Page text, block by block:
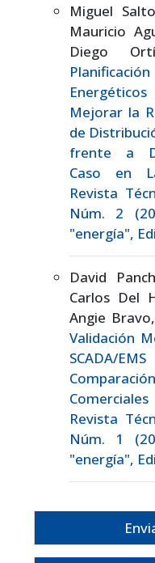
Miguel
Mauricio
Diego
Mejorar la
de
frente a
Caso en
Revista
Núm. 2
"energía",
David
Carlos Del
Angie Bravo,
Validación
Revista
Núm. 1
"energía",